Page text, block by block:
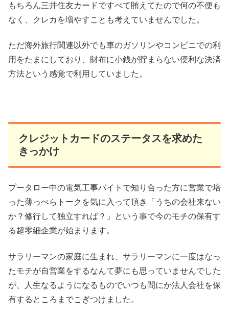
もちろん三井住友カードですべて賄えてたので何の不便も
なく、クレカを増やすことも考えていませんでした。
ただ海外旅行関連以外でも車のガソリンやコンビニでの利
用をたまにしており、財布に小銭が貯まらない便利な決済
方法という感覚で利用していました。
クレジットカードのステータスを求めた
きっかけ
プータロー中の電気工事バイトで知り合った方に営業で培
った薄っぺらトークを気に入って頂き「うちの会社来ない
か？修行して独立すれば？」という事で今のモチの保有す
る超零細企業が始まります。
サラリーマンの家庭に生まれ、サラリーマンに一度はなっ
たモチが自営業をするなんて夢にも思っていませんでした
が、人生なるようになるものでいつも間にか法人会社を保
有するところまでこぎつけました。